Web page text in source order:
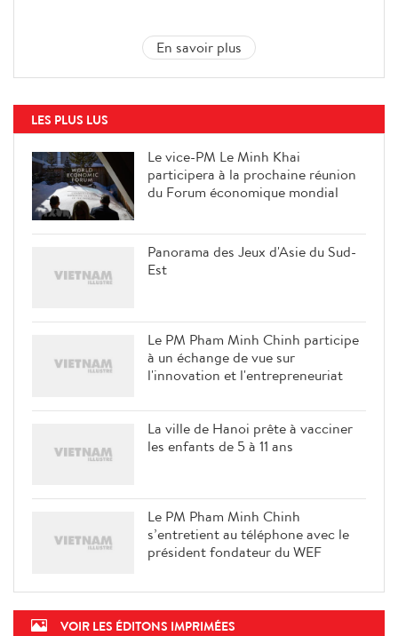
En savoir plus
LES PLUS LUS
Le vice-PM Le Minh Khai
participera à la prochaine réunion
du Forum économique mondial
Panorama des Jeux d'Asie du Sud-
Est
Le PM Pham Minh Chinh participe
à un échange de vue sur
l'innovation et l'entrepreneuriat
La ville de Hanoi prête à vacciner
les enfants de 5 à 11 ans
Le PM Pham Minh Chinh
s’entretient au téléphone avec le
président fondateur du WEF
VOIR LES ÉDITONS IMPRIMÉES